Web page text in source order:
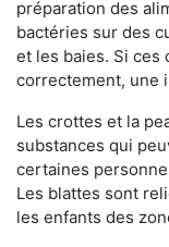
préparation des
bactéries sur des
et les baies. Si ces
correctement, une
Les crottes et la
substances qui
certaines
Les blattes sont
les enfants des